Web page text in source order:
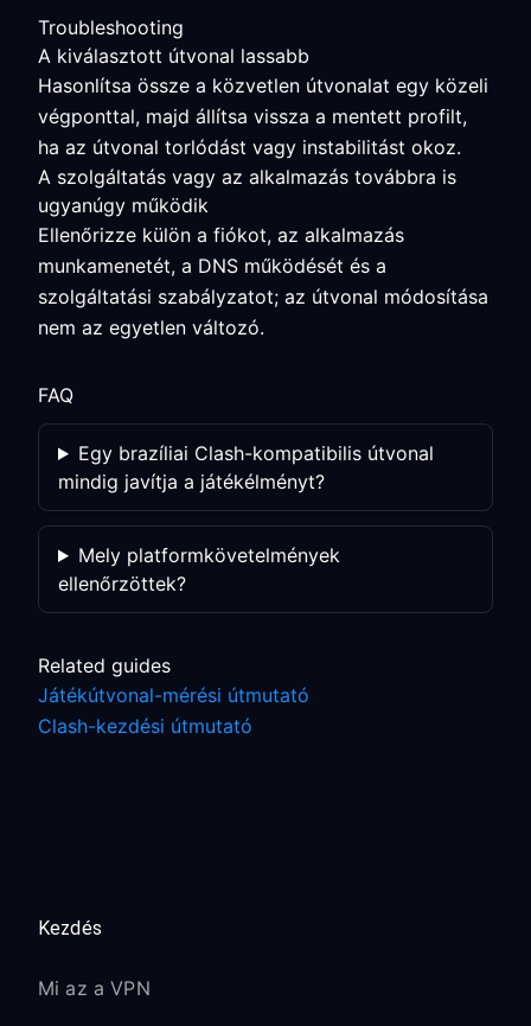
Troubleshooting
A kiválasztott útvonal lassabb
Hasonlítsa össze a közvetlen útvonalat egy közeli
végponttal, majd állítsa vissza a mentett profilt,
ha az útvonal torlódást vagy instabilitást okoz.
A szolgáltatás vagy az alkalmazás továbbra is
ugyanúgy működik
Ellenőrizze külön a fiókot, az alkalmazás
munkamenetét, a DNS működését és a
szolgáltatási szabályzatot; az útvonal módosítása
nem az egyetlen változó.
FAQ
Egy brazíliai Clash-kompatibilis útvonal
mindig javítja a játékélményt?
Mely platformkövetelmények
ellenőrzöttek?
Related guides
Játékútvonal-mérési útmutató
Clash-kezdési útmutató
Kezdés
Mi az a VPN